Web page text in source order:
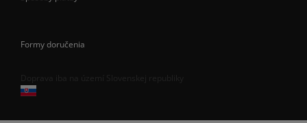
Formy doručenia